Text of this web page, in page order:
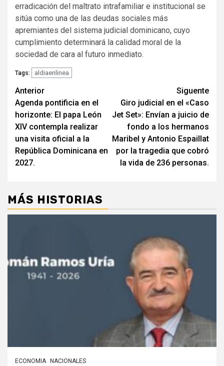
erradicación del maltrato intrafamiliar e institucional se
sitúa como una de las deudas sociales más
apremiantes del sistema judicial dominicano, cuyo
cumplimiento determinará la calidad moral de la
sociedad de cara al futuro inmediato.
Tags: aldiaenlinea
Navegación
de
entradas
Anterior
Agenda pontificia en el
horizonte: El papa León
XIV contempla realizar
una visita oficial a la
República Dominicana en
2027.
Siguente
Giro judicial en el «Caso
Jet Set»: Envían a juicio de
fondo a los hermanos
Maribel y Antonio Espaillat
por la tragedia que cobró
la vida de 236 personas.
MÁS HISTORIAS
ECONOMIA NACIONALES